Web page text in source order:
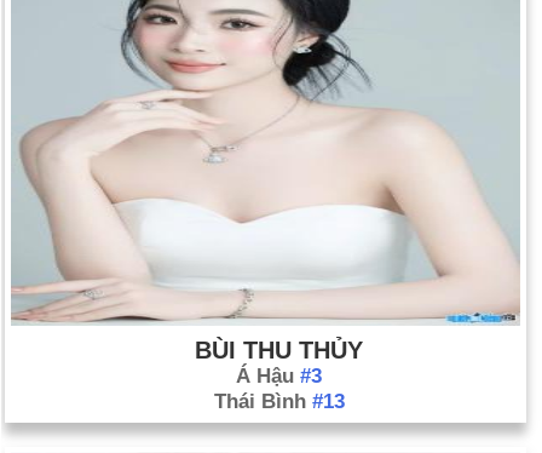
BÙI THU THỦY
Á Hậu #3
Thái Bình #13